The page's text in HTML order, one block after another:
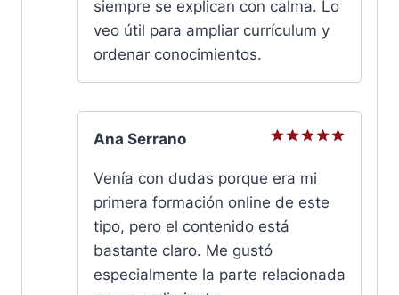
siempre se explican con calma. Lo
veo útil para ampliar currículum y
ordenar conocimientos.
Ana Serrano
con 5de
5
Venía con dudas porque era mi
primera formación online de este
tipo, pero el contenido está
bastante claro. Me gustó
especialmente la parte relacionada